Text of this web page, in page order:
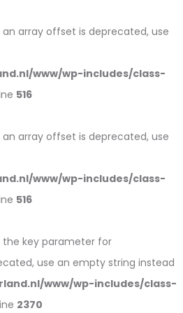
an array offset is deprecated, use
www/wp-includes/class-
516
an array offset is deprecated, use
www/wp-includes/class-
516
the key parameter for
use an empty string instead
www/wp-includes/class-
2370